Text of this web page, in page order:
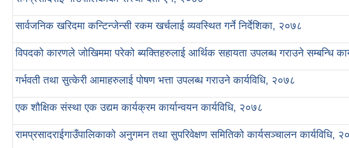
सार्वजनिक खरिदमा कन्टिन्जेन्सी रकम खर्चलाई व्यवस्थित गर्ने निर्देशिका, २०७८
विपदको कारणले जोखिममा परेको ब्यक्तिहरुलाई आर्थिक सहायता उपलब्ध गराउने सम्बन्धि
गर्भवती तथा सुत्केरी आमाहरुलाई पोषण भत्ता उपलब्ध गराउने कार्यविधि, २०७८
एक शौक्षिक संस्था एक उद्यम कार्यक्रम कार्यान्वयन कार्यविधि, २०७८
रामप्रसादराईगाउँपालिकाको अनुगमन तथा सुपरिवेक्षण समितिको कार्यसञ्चालन कार्यविधि,